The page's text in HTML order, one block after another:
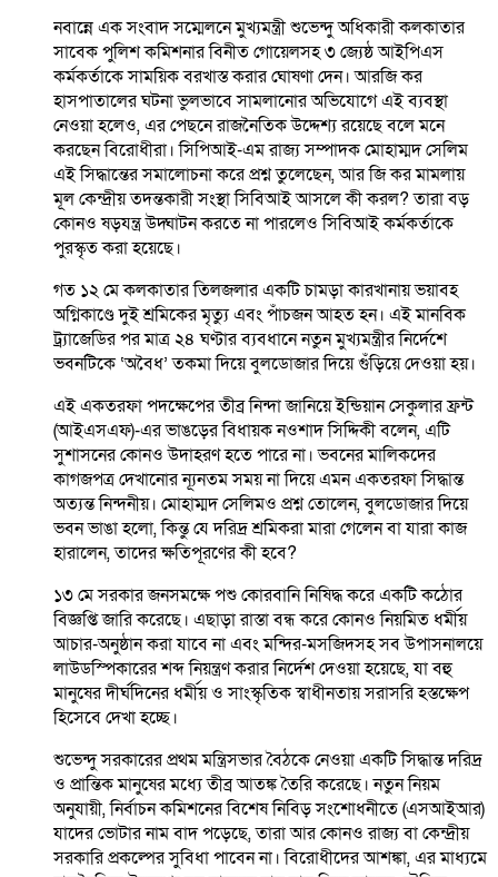
নবান্নে এক সংবাদ সম্মেলনে মুখ্যমন্ত্রী শুভেন্দু অধিকারী কলকাতার
সাবেক পুলিশ কমিশনার বিনীত গোয়েলসহ ৩ জ্যেষ্ঠ আইপিএস
কর্মকর্তাকে সাময়িক বরখাস্ত করার ঘোষণা দেন। আরজি কর
হাসপাতালের ঘটনা ভুলভাবে সামলানোর অভিযোগে এই ব্যবস্থা
নেওয়া হলেও, এর পেছনে রাজনৈতিক উদ্দেশ্য রয়েছে বলে মনে
করছেন বিরোধীরা। সিপিআই-এম রাজ্য সম্পাদক মোহাম্মদ সেলিম
এই সিদ্ধান্তের সমালোচনা করে প্রশ্ন তুলেছেন, আর জি কর মামলায়
মূল কেন্দ্রীয় তদন্তকারী সংস্থা সিবিআই আসলে কী করল? তারা বড়
কোনও ষড়যন্ত্র উদ্ঘাটন করতে না পারলেও সিবিআই কর্মকর্তাকে
পুরস্কৃত করা হয়েছে।
গত ১২ মে কলকাতার তিলজলার একটি চামড়া কারখানায় ভয়াবহ
অগ্নিকাণ্ডে দুই শ্রমিকের মৃত্যু এবং পাঁচজন আহত হন। এই মানবিক
ট্র্যাজেডির পর মাত্র ২৪ ঘণ্টার ব্যবধানে নতুন মুখ্যমন্ত্রীর নির্দেশে
ভবনটিকে ‘অবৈধ’ তকমা দিয়ে বুলডোজার দিয়ে গুঁড়িয়ে দেওয়া হয়।
এই একতরফা পদক্ষেপের তীব্র নিন্দা জানিয়ে ইন্ডিয়ান সেকুলার ফ্রন্ট
(আইএসএফ)-এর ভাঙড়ের বিধায়ক নওশাদ সিদ্দিকী বলেন, এটি
সুশাসনের কোনও উদাহরণ হতে পারে না। ভবনের মালিকদের
কাগজপত্র দেখানোর ন্যূনতম সময় না দিয়ে এমন একতরফা সিদ্ধান্ত
অত্যন্ত নিন্দনীয়। মোহাম্মদ সেলিমও প্রশ্ন তোলেন, বুলডোজার দিয়ে
ভবন ভাঙা হলো, কিন্তু যে দরিদ্র শ্রমিকরা মারা গেলেন বা যারা কাজ
হারালেন, তাদের ক্ষতিপূরণের কী হবে?
১৩ মে সরকার জনসমক্ষে পশু কোরবানি নিষিদ্ধ করে একটি কঠোর
বিজ্ঞপ্তি জারি করেছে। এছাড়া রাস্তা বন্ধ করে কোনও নিয়মিত ধর্মীয়
আচার-অনুষ্ঠান করা যাবে না এবং মন্দির-মসজিদসহ সব উপাসনালয়ে
লাউডস্পিকারের শব্দ নিয়ন্ত্রণ করার নির্দেশ দেওয়া হয়েছে, যা বহু
মানুষের দীর্ঘদিনের ধর্মীয় ও সাংস্কৃতিক স্বাধীনতায় সরাসরি হস্তক্ষেপ
হিসেবে দেখা হচ্ছে।
শুভেন্দু সরকারের প্রথম মন্ত্রিসভার বৈঠকে নেওয়া একটি সিদ্ধান্ত দরিদ্র
ও প্রান্তিক মানুষের মধ্যে তীব্র আতঙ্ক তৈরি করেছে। নতুন নিয়ম
অনুযায়ী, নির্বাচন কমিশনের বিশেষ নিবিড় সংশোধনীতে (এসআইআর)
যাদের ভোটার নাম বাদ পড়েছে, তারা আর কোনও রাজ্য বা কেন্দ্রীয়
সরকারি প্রকল্পের সুবিধা পাবেন না। বিরোধীদের আশঙ্কা, এর মাধ্যমে